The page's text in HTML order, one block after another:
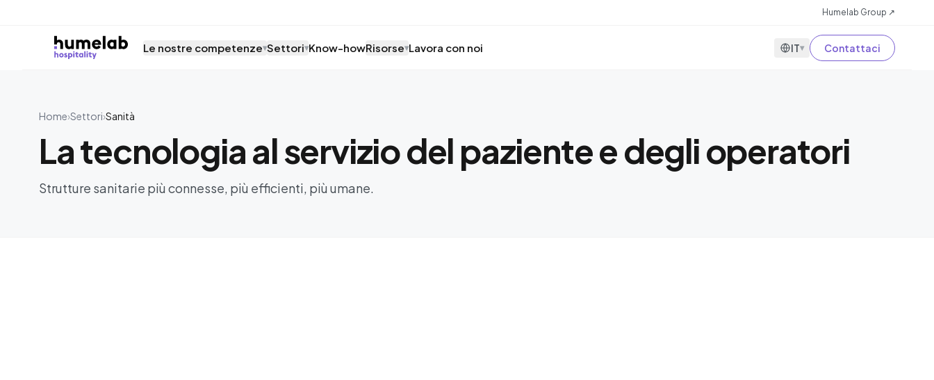
Humelab Group ↗
Le nostre competenze▾Settori▾Know-howRisorse▾Lavora con noi IT▾ Contattaci
Home›Settori›Sanità
La tecnologia al servizio del paziente e degli operatori
Strutture sanitarie più connesse, più efficienti, più umane.